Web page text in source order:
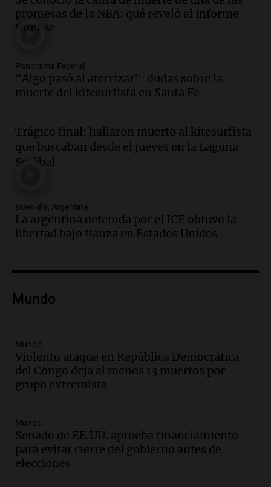
personalizada y diversidad para romper
el ayuno nocturno
Panorama Federal
Audio.Altas Cumbres: rescataron a una
cabra que llevaba ocho días atrapada en
un precipicio
Audio.Matías, un inmigrante temoroso
ante la detención y deportación en
Estados Unidos
Audio.Chile planteó mejorar la
conectividad fronteriza, aérea y digital
con Jujuy
qué crece el consumo de alimentos con
Audio.Investigan un asalto millonario a
la cooperativa Talamochita en Villa
María
Audio.
La construcción en Argentina
cayó 4,1% en junio pero acumula un
aumento del 2,8% en el semestre
Panorama Federal
promesas de la NBA: qué reveló el informe
forense
Panorama Federal
"Algo pasó al aterrizar": dudas sobre la
muerte del kitesurfista en Santa Fe
Trágico final: hallaron muerto al kitesurfista
que buscaban desde el jueves en la Laguna
Setúbal
Buen día, Argentina
La argentina detenida por el ICE obtuvo la
libertad bajo fianza en Estados Unidos
Mundo
Mundo
Violento ataque en República Democrática
del Congo deja al menos 13 muertos por
grupo extremista
Mundo
Senado de EE.UU. aprueba financiamiento
para evitar cierre del gobierno antes de
elecciones